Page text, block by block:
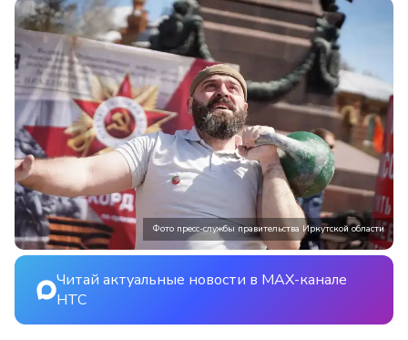
Фото пресс-службы правительства Иркутской области
Читай актуальные новости в MAX-канале
НТС